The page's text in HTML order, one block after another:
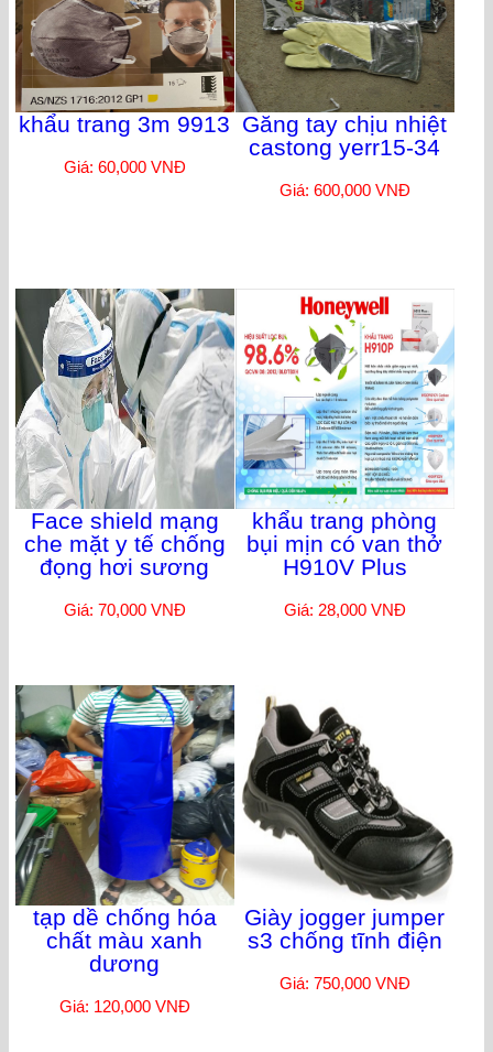
khẩu trang 3m 9913
Giá: 60,000 VNĐ
Găng tay chịu nhiệt
castong yerr15-34
Giá: 600,000 VNĐ
Face shield mạng
che mặt y tế chống
đọng hơi sương
Giá: 70,000 VNĐ
khẩu trang phòng
bụi mịn có van thở
H910V Plus
Giá: 28,000 VNĐ
tạp dề chống hóa
chất màu xanh
dương
Giá: 120,000 VNĐ
Giày jogger jumper
s3 chống tĩnh điện
Giá: 750,000 VNĐ